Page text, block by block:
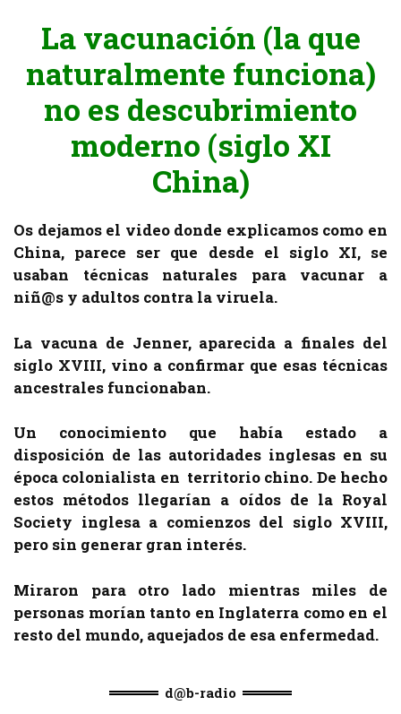
La vacunación (la que
naturalmente funciona)
no es descubrimiento
moderno (siglo XI
China)
Os dejamos el video donde explicamos como en
China, parece ser que desde el siglo XI, se
usaban técnicas naturales para vacunar a
niñ@s y adultos contra la viruela.
La vacuna de Jenner, aparecida a finales del
siglo XVIII, vino a confirmar que esas técnicas
ancestrales funcionaban.
Un conocimiento que había estado a
disposición de las autoridades inglesas en su
época colonialista en territorio chino. De hecho
estos métodos llegarían a oídos de la Royal
Society inglesa a comienzos del siglo XVIII,
pero sin generar gran interés.
Miraron para otro lado mientras miles de
personas morían tanto en Inglaterra como en el
resto del mundo, aquejados de esa enfermedad.
d@b-radio